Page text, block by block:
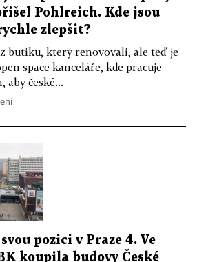
Pohlreich. Kde jsou
zlepšit?
butiku, který renovovali, ale teď je
space kanceláře, kde pracuje
aby české...
pozici v Praze 4. Ve
koupila budovy České